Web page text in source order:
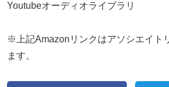
Youtubeオーディオライブラリ
※上記Amazonリンクはアソシエイト
ます。